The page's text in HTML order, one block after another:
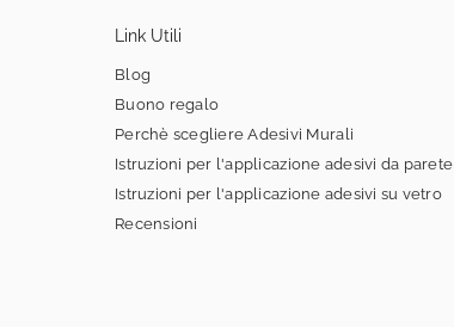
Link Utili
Blog
Buono regalo
Perchè scegliere Adesivi Murali
Istruzioni per l'applicazione adesivi da parete
Istruzioni per l'applicazione adesivi su vetro
Recensioni